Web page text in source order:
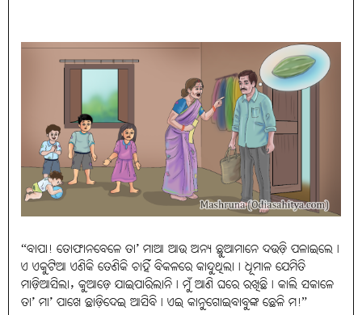
“ବାପା! ତୋଫାନବେଳେ ତା’ ମାଆ ଆଉ ଅନ୍ୟ ଛୁଆମାନେ ଦଉଡ଼ି ପଳାଇଲେ।
ଏ ଏକୁଟିଆ ଏଣିକି ତେଣିକି ଚାହିଁ ବିକଳରେ କାନ୍ଦୁଥିଲା। ଧୂମାଳ ଯେମିତି
ମାଡ଼ିଆସିଲା, କୁଆଡ଼େ ଯାଇପାରିଲାନି। ମୁଁ ଆଣି ଘରେ ରଖିଛି। କାଲି ସକାଳେ
ତା’ ମା’ ପାଖେ ଛାଡ଼ିଦେଇ ଆସିବି। ଏଇ କାନୁଗୋଇବାବୁଙ୍କ ଛେଳି ମ!”